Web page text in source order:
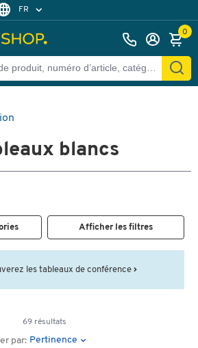
FR
0
blancs
Afficher les filtres
les tableaux de conférence
69 résultats
par: Pertinence